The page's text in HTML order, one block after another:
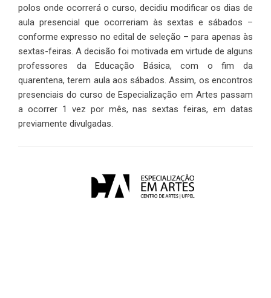
polos onde ocorrerá o curso, decidiu modificar os dias de
aula presencial que ocorreriam às sextas e sábados –
conforme expresso no edital de seleção – para apenas às
sextas-feiras. A decisão foi motivada em virtude de alguns
professores da Educação Básica, com o fim da
quarentena, terem aula aos sábados. Assim, os encontros
presenciais do curso de Especialização em Artes passam
a ocorrer 1 vez por mês, nas sextas feiras, em datas
previamente divulgadas.